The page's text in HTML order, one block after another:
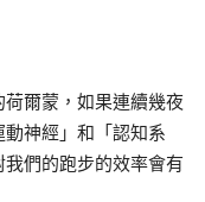
爾蒙，如果連續幾夜
神經」和「認知系
們的跑步的效率會有